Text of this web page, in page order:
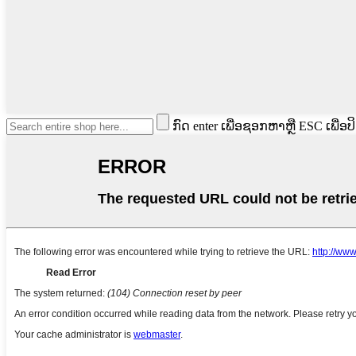
ກົດ enter ເພື່ອຊອກຫາຫຼື ESC ເພື່ອ